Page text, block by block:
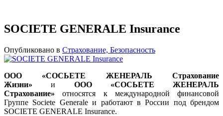
SOCIETE GENERALE Insurance
Опубликовано в Страхование, Безопасность
ООО «СОСЬЕТЕ ЖЕНЕРАЛЬ Страхование
Жизни» и ООО «СОСЬЕТЕ ЖЕНЕРАЛЬ
Страхование» относятся к международной финансовой
Группе Societe Generale и работают в России под брендом
SOCIETE GENERALE Insurance.